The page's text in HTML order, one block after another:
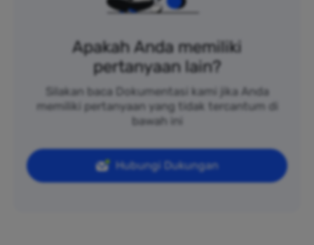
Apakah Anda memiliki
pertanyaan lain?
Silakan baca Dokumentasi kami jika Anda
memiliki pertanyaan yang tidak tercantum di
bawah ini
Hubungi Dukungan